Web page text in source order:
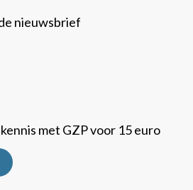
nieuwsbrief
met GZP voor 15 euro